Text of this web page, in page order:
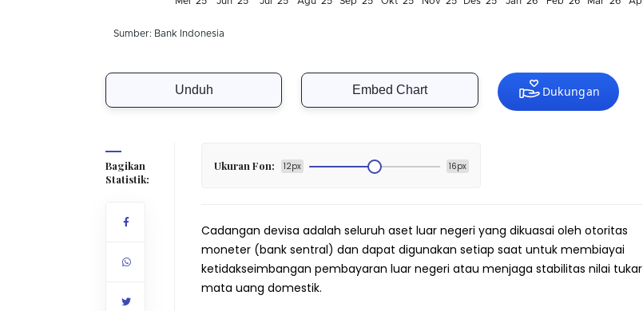
Unduh Embed Chart
Bagikan
Statistik:
Ukuran Fon: 12px 16px
Cadangan devisa adalah seluruh aset luar negeri yang dikuasai oleh otoritas
moneter (bank sentral) dan dapat digunakan setiap saat untuk membiayai
ketidakseimbangan pembayaran luar negeri atau menjaga stabilitas nilai tukar
mata uang domestik.